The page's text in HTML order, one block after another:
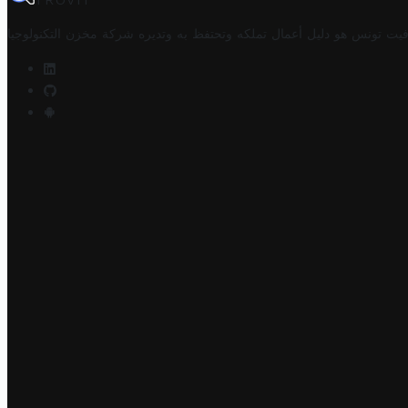
تونس هو دليل أعمال تملكه وتحتفظ به وتديره شركة مخزن التكنولوجيا